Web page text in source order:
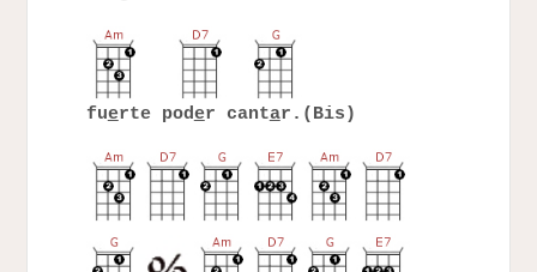
fuerte poder cantar.(Bis)